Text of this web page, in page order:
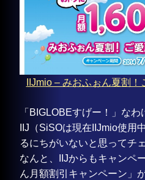
IIJmio – みおふぉん夏割
「BIGLOBEすげー！」な
IIJ（SiSOは現在IIJmio使用
るにちがいないと思ってチ
なんと、IIJからもキャンペ
ん月額割引キャンペーン」